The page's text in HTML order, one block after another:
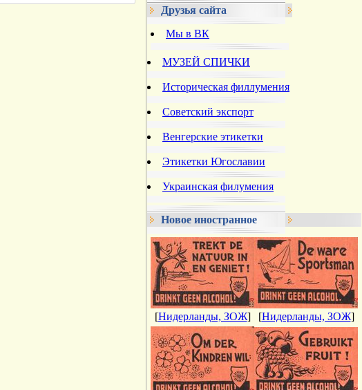
Друзья сайта
Мы в ВК
МУЗЕЙ СПИЧКИ
Историческая филлумения
Советский экспорт
Венгерские этикетки
Этикетки Югославии
Украинская филумения
Новое иностранное
[Нидерланды, ЗОЖ] [Нидерланды, ЗОЖ]